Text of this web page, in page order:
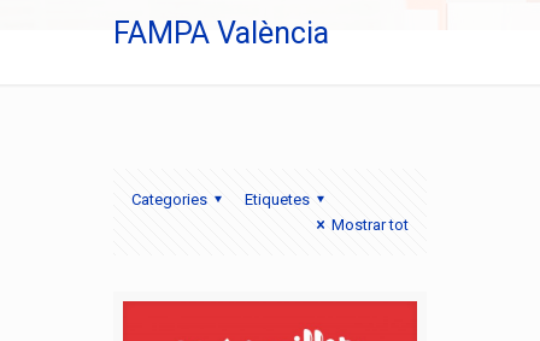
FAMPA València
Categories
Etiquetes
Mostrar tot